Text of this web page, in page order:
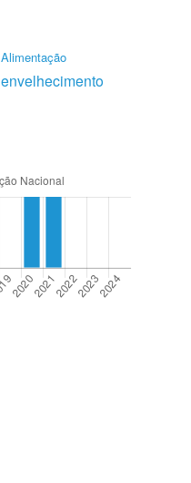
Alimentação
envelhecimento